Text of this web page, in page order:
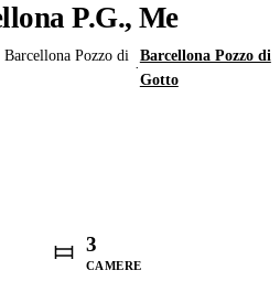
P.G., Me
Pozzo di
·
Barcellona Pozzo di
Gotto
3
CAMERE